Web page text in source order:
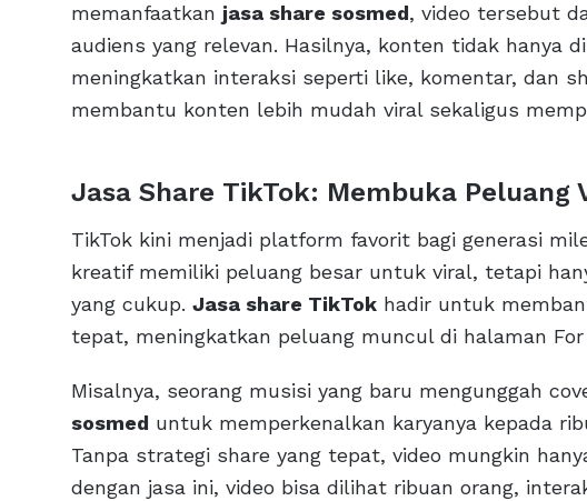
memanfaatkan jasa share sosmed, video tersebut
audiens yang relevan. Hasilnya, konten tidak hanya
meningkatkan interaksi seperti like, komentar, dan
membantu konten lebih mudah viral sekaligus
Jasa Share TikTok: Membuka Peluang
TikTok kini menjadi platform favorit bagi generasi
kreatif memiliki peluang besar untuk viral, tetapi
yang cukup. Jasa share TikTok hadir untuk
tepat, meningkatkan peluang muncul di halaman
Misalnya, seorang musisi yang baru mengunggah
sosmed untuk memperkenalkan karyanya kepada
Tanpa strategi share yang tepat, video mungkin
dengan jasa ini, video bisa dilihat ribuan orang,